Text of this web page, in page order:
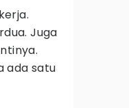
Juga
ada satu